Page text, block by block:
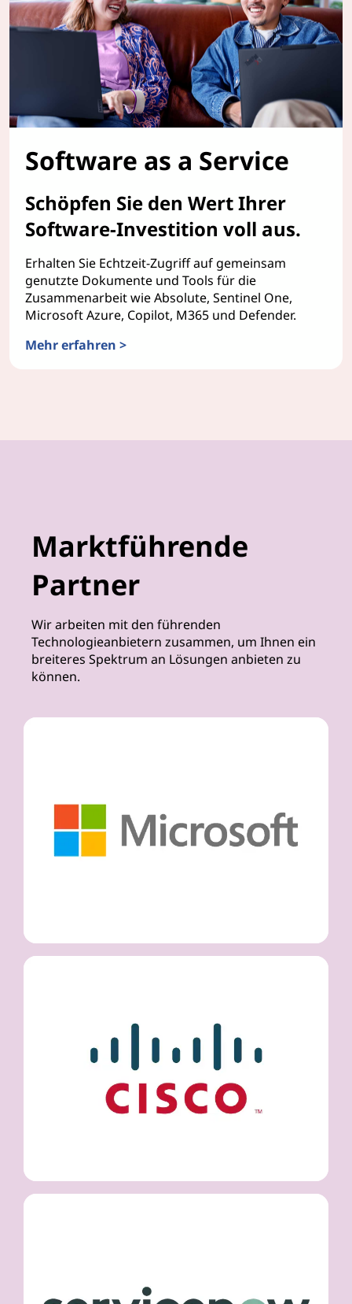
Software as a Service
Schöpfen Sie den Wert Ihrer
Software-Investition voll aus.
Erhalten Sie Echtzeit-Zugriff auf gemeinsam
genutzte Dokumente und Tools für die
Zusammenarbeit wie Absolute, Sentinel One,
Microsoft Azure, Copilot, M365 und Defender.
Mehr erfahren >
Marktführende
Partner
Wir arbeiten mit den führenden
Technologieanbietern zusammen, um Ihnen ein
breiteres Spektrum an Lösungen anbieten zu
können.